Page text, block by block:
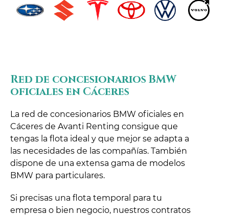
Red de concesionarios BMW
oficiales en Cáceres
La red de concesionarios BMW oficiales en
Cáceres de Avanti Renting consigue que
tengas la flota ideal y que mejor se adapta a
las necesidades de las compañías. También
dispone de una extensa gama de modelos
BMW para particulares.
Si precisas una flota temporal para tu
empresa o bien negocio, nuestros contratos